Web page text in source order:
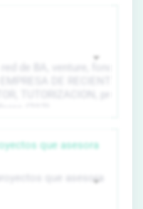
que asesora